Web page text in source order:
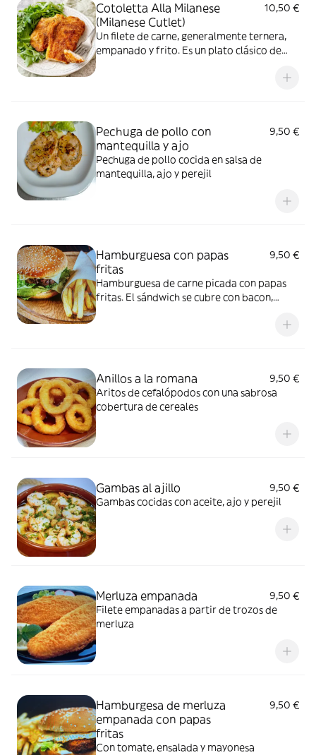
Cotoletta Alla Milanese
(Milanese Cutlet)
10,50 €
Un filete de carne, generalmente ternera,
empanado y frito. Es un plato clásico de
Pechuga de pollo con
mantequilla y ajo
9,50 €
Pechuga de pollo cocida en salsa de
mantequilla, ajo y perejil
Hamburguesa con papas
fritas
9,50 €
Hamburguesa de carne picada con papas
fritas. El sándwich se cubre con bacon,
Anillos a la romana
9,50 €
Aritos de cefalópodos con una sabrosa
cobertura de cereales
Gambas al ajillo
9,50 €
Gambas cocidas con aceite, ajo y perejil
Merluza empanada
9,50 €
Filete empanadas a partir de trozos de
merluza
Hamburgesa de merluza
empanada con papas
fritas
9,50 €
Con tomate, ensalada y mayonesa